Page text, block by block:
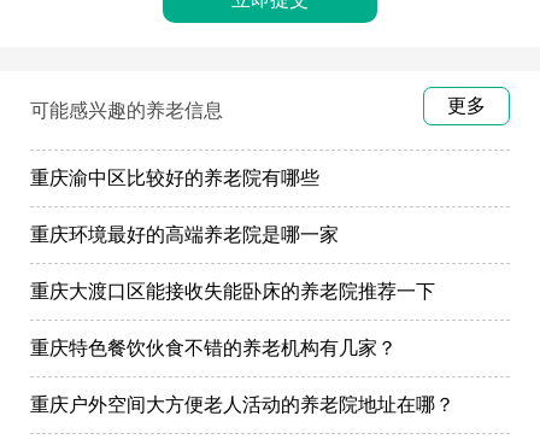
可能感兴趣的养老信息 更多
重庆渝中区比较好的养老院有哪些
重庆环境最好的高端养老院是哪一家
重庆大渡口区能接收失能卧床的养老院推荐一下
重庆特色餐饮伙食不错的养老机构有几家？
重庆户外空间大方便老人活动的养老院地址在哪？